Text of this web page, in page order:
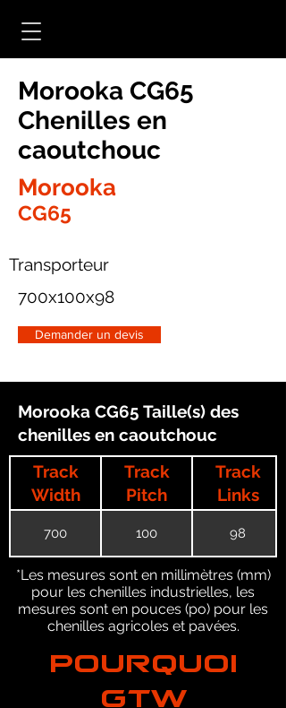
Morooka CG65
Chenilles en
caoutchouc
Morooka
CG65
Transporteur
700x100x98
Demander un devis
Morooka CG65 Taille(s) des
chenilles en caoutchouc
Track
Width
Track
Pitch
Track
Links
700 100 98
*Les mesures sont en millimètres (mm)
pour les chenilles industrielles, les
mesures sont en pouces (po) pour les
chenilles agricoles et pavées.
POURQUOI
GTW